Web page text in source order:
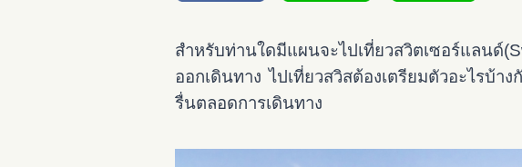
สำหรับท่านใดมีแผนจะไปเที่ยวสวิตเซอร์แลนด์
ออกเดินทาง ไปเที่ยวสวิสต้องเตรียมตัวอะไรบ้าง
รื่นตลอดการเดินทาง